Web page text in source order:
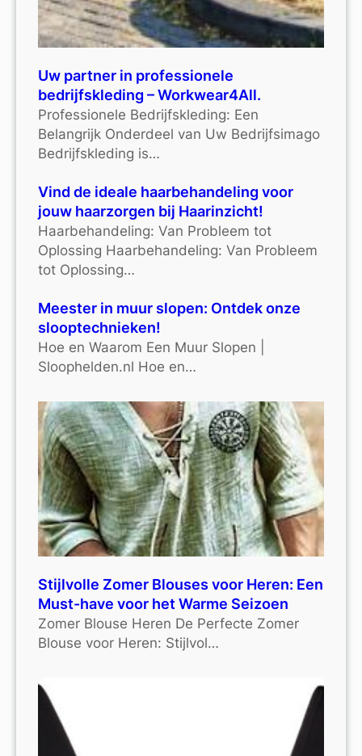
Uw partner in professionele
bedrijfskleding – Workwear4All.
Professionele Bedrijfskleding: Een
Belangrijk Onderdeel van Uw Bedrijfsimago
Bedrijfskleding is…
Vind de ideale haarbehandeling voor
jouw haarzorgen bij Haarinzicht!
Haarbehandeling: Van Probleem tot
Oplossing Haarbehandeling: Van Probleem
tot Oplossing…
Meester in muur slopen: Ontdek onze
slooptechnieken!
Hoe en Waarom Een Muur Slopen |
Sloophelden.nl Hoe en…
Stijlvolle Zomer Blouses voor Heren: Een
Must-have voor het Warme Seizoen
Zomer Blouse Heren De Perfecte Zomer
Blouse voor Heren: Stijlvol…